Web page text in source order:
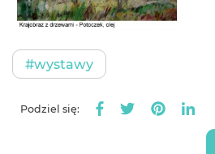
#wystawy
Podziel się: